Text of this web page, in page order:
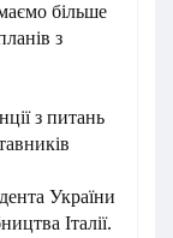
більше
з
з питань
України
Італії.